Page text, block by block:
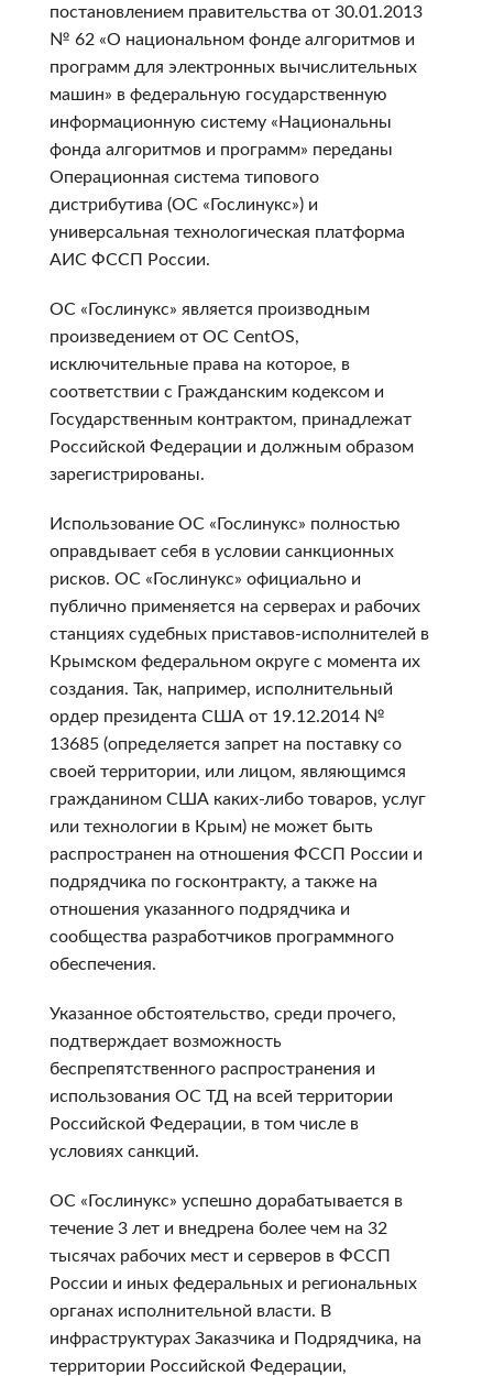
постановлением правительства от 30.01.2013
№ 62 «О национальном фонде алгоритмов и
программ для электронных вычислительных
машин» в федеральную государственную
информационную систему «Национальны
фонда алгоритмов и программ» переданы
Операционная система типового
дистрибутива (ОС «Гослинукс») и
универсальная технологическая платформа
АИС ФССП России.
ОС «Гослинукс» является производным
произведением от ОС CentOS,
исключительные права на которое, в
соответствии с Гражданским кодексом и
Государственным контрактом, принадлежат
Российской Федерации и должным образом
зарегистрированы.
Использование ОС «Гослинукс» полностью
оправдывает себя в условии санкционных
рисков. ОС «Гослинукс» официально и
публично применяется на серверах и рабочих
станциях судебных приставов-исполнителей в
Крымском федеральном округе с момента их
создания. Так, например, исполнительный
ордер президента США от 19.12.2014 №
13685 (определяется запрет на поставку со
своей территории, или лицом, являющимся
гражданином США каких-либо товаров, услуг
или технологии в Крым) не может быть
распространен на отношения ФССП России и
подрядчика по госконтракту, а также на
отношения указанного подрядчика и
сообщества разработчиков программного
обеспечения.
Указанное обстоятельство, среди прочего,
подтверждает возможность
беспрепятственного распространения и
использования ОС ТД на всей территории
Российской Федерации, в том числе в
условиях санкций.
ОС «Гослинукс» успешно дорабатывается в
течение 3 лет и внедрена более чем на 32
тысячах рабочих мест и серверов в ФССП
России и иных федеральных и региональных
органах исполнительной власти. В
инфраструктурах Заказчика и Подрядчика, на
территории Российской Федерации,